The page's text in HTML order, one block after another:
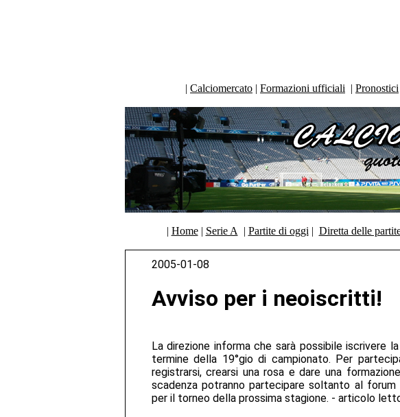
| Calciomercato | Formazioni ufficiali | Pronostici
| Home| Serie A | Partite di oggi | Diretta delle
2005-01-08
Avviso per i neoiscritti!
La direzione informa che sarà possibile iscrivere
termine della 19°gio di campionato. Per
registrarsi, crearsi una rosa e dare una
scadenza potranno partecipare soltanto al
per il torneo della prossima stagione. - articolo